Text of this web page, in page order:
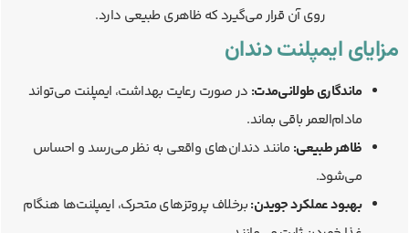
روی آن قرار می‌گیرد که ظاهری طبیعی دارد.
مزایای ایمپلنت دندان
ماندگاری طولانی‌مدت: در صورت رعایت بهداشت، ایمپلنت می‌تواند
مادام‌العمر باقی بماند.
ظاهر طبیعی: مانند دندان‌های واقعی به نظر می‌رسد و احساس
می‌شود.
بهبود عملکرد جویدن:برخلاف پروتزهای متحرک، ایمپلنت‌ها هنگام